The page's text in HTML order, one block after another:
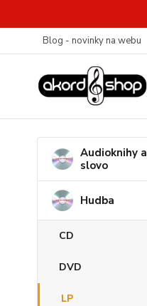
Blog - novinky na webu
Audioknihy
slovo
Hudba
CD
DVD
LP